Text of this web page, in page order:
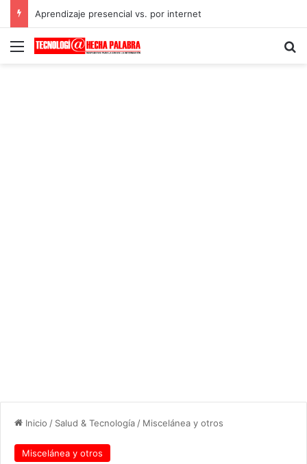
Aprendizaje presencial vs. por internet
Menú
Inicio / Salud & Tecnología / Miscelánea y otros
Miscelánea y otros